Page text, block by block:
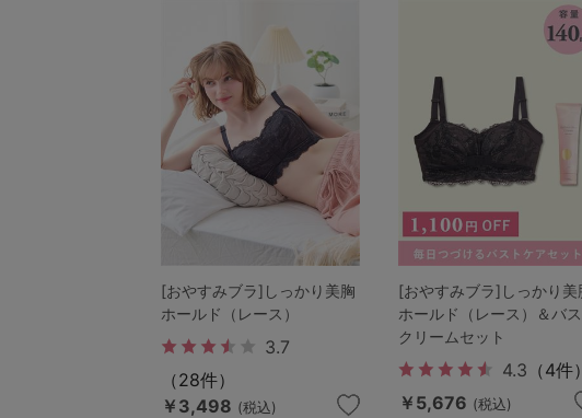
[おやすみブラ]しっかり美胸
ホールド（レース）
3.7
（28件）
￥3,498 (税込)
[おやすみブラ]しっかり美
ホールド（レース）＆バ
クリームセット
4.3 （4件）
￥5,676 (税込)